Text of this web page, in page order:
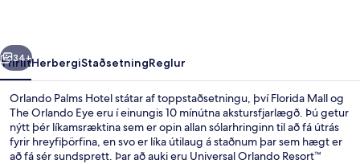
Næsta
34+
YfirlitHerbergiStaðsetningReglur
Orlando Palms Hotel státar af toppstaðsetningu, því Florida Mall og
The Orlando Eye eru í einungis 10 mínútna akstursfjarlægð. Þú getur
nýtt þér líkamsræktina sem er opin allan sólarhringinn til að fá útrás
fyrir hreyfiþörfina, en svo er líka útilaug á staðnum þar sem hægt er
að fá sér sundsprett. Þar að auki eru Universal Orlando Resort™